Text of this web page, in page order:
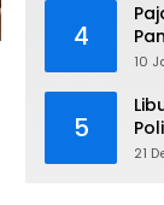
4
10
5
21